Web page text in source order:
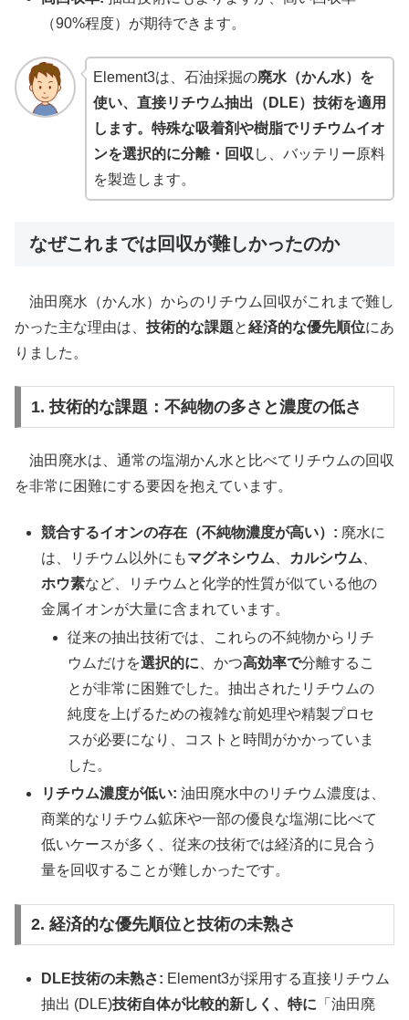
（90%程度）が期待できます。
Element3は、石油採掘の廃水（かん水）を
使い、直接リチウム抽出（DLE）技術を適用
します。特殊な吸着剤や樹脂でリチウムイオ
ンを選択的に分離・回収 し、バッテリー原料
を製造します。
なぜこれまでは回収が難しかったのか
油田廃水（かん水）からのリチウム回収がこれまで難し
かった主な理由は、 技術的な課題と経済的な優先順位にあ
りました。
1. 技術的な課題：不純物の多さと濃度の低さ
油田廃水は、通常の塩湖かん水と比べてリチウムの回収
を非常に困難にする要因を抱えています。
競合するイオンの存在（不純物濃度が高い）: 廃水に
は、リチウム以外にもマグネシウム カルシウム
ホウ素など、リチウムと化学的性質が似ている他の
金属イオンが大量に含まれています。
従来の抽出技術では、これらの不純物からリチ
ウムだけを選択的に 、かつ高効率で分離するこ
とが非常に困難でした。抽出されたリチウムの
純度を上げるための複雑な前処理や精製プロセ
スが必要になり、コストと時間がかかっていま
した。
リチウム濃度が低い: 油田廃水中のリチウム濃度は、
商業的なリチウム鉱床や一部の優良な塩湖に比べて
低いケースが多く、従来の技術では経済的に見合う
量を回収することが難しかったです。
2. 経済的な優先順位と技術の未熟さ
DLE技術の未熟さ: Element3が採用する直接リチウム
抽出 (DLE)技術自体が比較的新しく、特に 「油田廃